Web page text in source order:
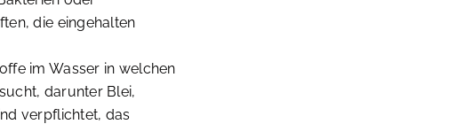
die eingehalten
im Wasser in welchen
darunter Blei,
verpflichtet, das